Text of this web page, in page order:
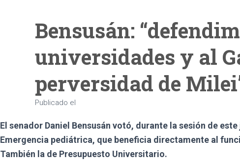
Bensusán:
universidades y al
perversidad de
Publicado el
El senador Daniel Bensusán votó, durante la sesión de
Emergencia pediátrica, que beneficia directamente al
También la de Presupuesto Universitario.